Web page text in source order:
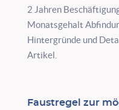
2 Jahren
Monatsgehalt
Hintergründe und
Artikel.
Faustregel zur